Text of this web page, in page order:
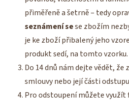
přiměřeně a šetrně – tedy
seznámení sese zbožím
je ke zboží přibalený jeho
produkt sedí, na tomto vzorku.
Do 14 dnů nám dejte vědět, že
smlouvy nebo její části
Pro odstoupení můžete